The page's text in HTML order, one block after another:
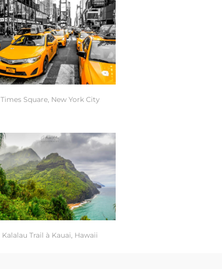
Times Square, New York City
Kalalau Trail à Kauai, Hawaii